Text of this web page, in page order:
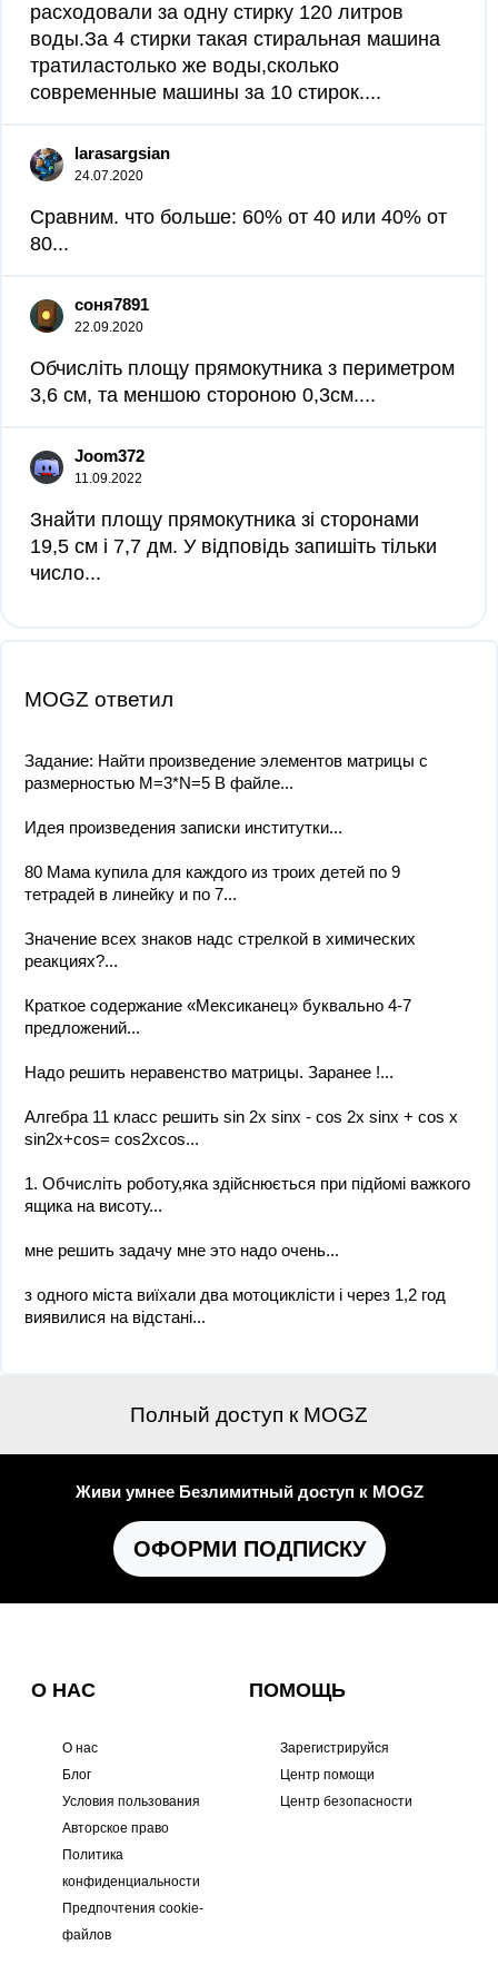
расходовали за одну стирку 120 литров
воды.За 4 стирки такая стиральная машина
тратиластолько же воды,сколько
современные машины за 10 стирок....
larasargsian
24.07.2020
Сравним. что больше: 60% от 40 или 40% от
80​...
соня7891
22.09.2020
Обчисліть площу прямокутника з периметром
3,6 см, та меншою стороною 0,3см.​...
Joom372
11.09.2022
Знайти площу прямокутника зі сторонами
19,5 см і 7,7 дм. У відповідь запишіть тільки
число...
MOGZ ответил
Задание: Найти произведение элементов матрицы с
размерностью М=3*N=5 В файле...
Идея произведения записки институтки...
80 Мама купила для каждого из троих детей по 9
тетрадей в линейку и по 7...
Значение всех знаков надс стрелкой в химических
реакциях?...
Краткое содержание «Мексиканец» буквально 4-7
предложений...
Надо решить неравенство матрицы. Заранее !...
Алгебра 11 класс решить sin 2x sinx - cos 2x sinx + cos x
sin2x+cos= cos2xcos...
1. Обчисліть роботу,яка здійснюється при підйомі важкого
ящика на висоту...
мне решить задачу мне это надо очень...
з одного міста виїхали два мотоциклісти і через 1,2 год
виявилися на відстані...
Полный доступ к MOGZ
Живи умнее Безлимитный доступ к MOGZ
ОФОРМИ ПОДПИСКУ
О НАС
О нас
Блог
Условия пользования
Авторское право
Политика
конфиденциальности
Предпочтения cookie-
файлов
ПОМОЩЬ
Зарегистрируйся
Центр помощи
Центр безопасности